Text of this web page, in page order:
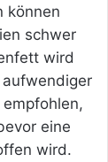
können
schwer
wird
eine
wird.